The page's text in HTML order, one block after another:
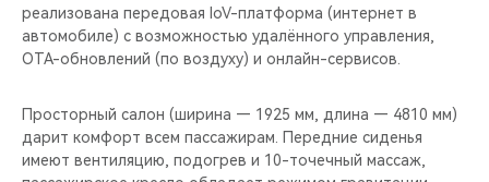
реализована передовая IoV-платформа (интернет в
автомобиле) с возможностью удалённого управления,
OTA-обновлений (по воздуху) и онлайн-сервисов.
Просторный салон (ширина — 1925 мм, длина — 4810 мм)
дарит комфорт всем пассажирам. Передние сиденья
имеют вентиляцию, подогрев и 10-точечный массаж,